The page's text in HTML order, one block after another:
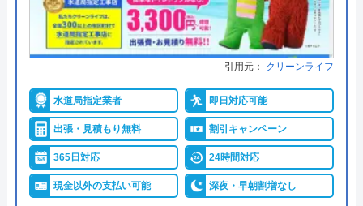
寒い中緊急で水漏れを直してもらいました！
すごい助かりました！
●保証・保険
取り付け器具には1～5年間のメー
カー保証 ※消耗品など一部サービ
詳細は公式HPでご確認ください
水の110番救急車がおすすめの理由
「水の110番救急車」は株式会社RSが運営する水ま
わりの緊急対応サービスです。トイレ、お風呂、キ
引用元： クリーンライフ
水道局指定業者 即日対応可能
出張・見積もり無料 割引キャンペーン
365日対応 24時間対応
現金以外の支払い可能 深夜・早朝割増なし